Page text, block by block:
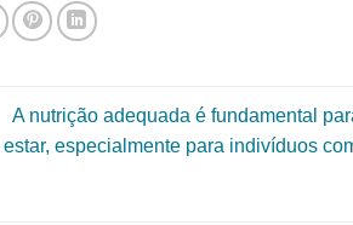
A nutrição adequada é fundamental
estar, especialmente para indivíduos